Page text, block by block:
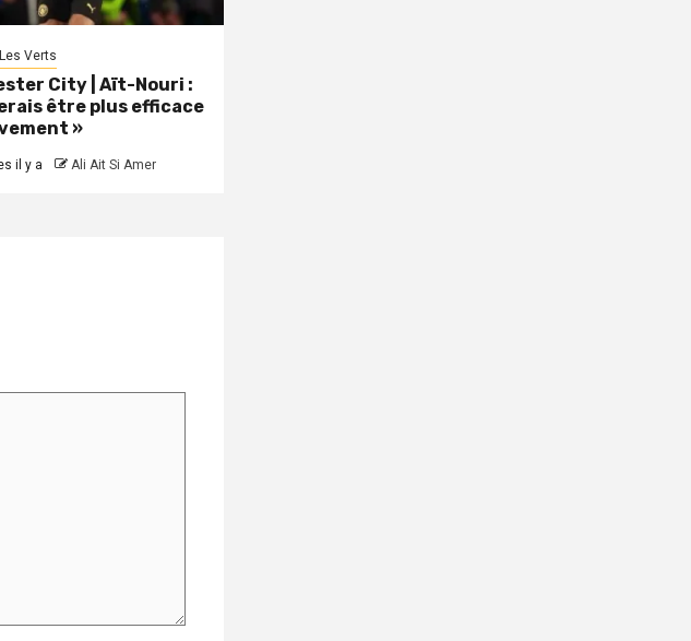
Les Verts
City | Aït-Nouri :
être plus efficace
»
il y a Ali Ait Si Amer